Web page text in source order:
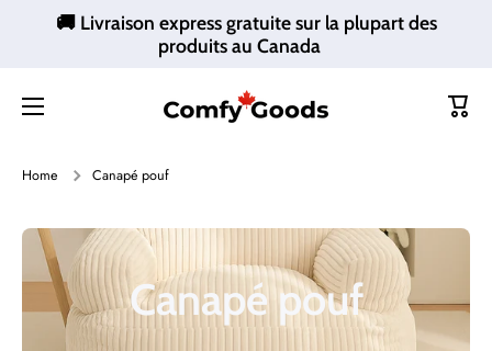
Ignorer et passer au contenu
🚚 Livraison express gratuite sur la plupart des
produits au Canada
Home Canapé pouf
Canapé pouf